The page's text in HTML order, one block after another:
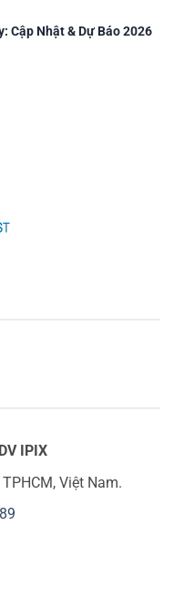
Cập Nhật & Dự Báo 2026
IPIX
Việt Nam.